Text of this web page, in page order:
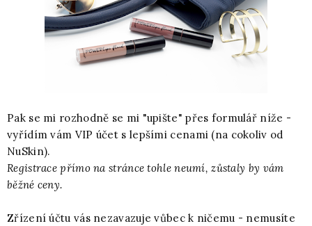
Pak se mi rozhodně se mi "upište" přes formulář níže -
vyřídím vám VIP účet s lepšími cenami (na cokoliv od
NuSkin).
Registrace přímo na stránce tohle neumí, zůstaly by vám
běžné ceny.
Zřízení účtu vás nezavazuje vůbec k ničemu - nemusíte